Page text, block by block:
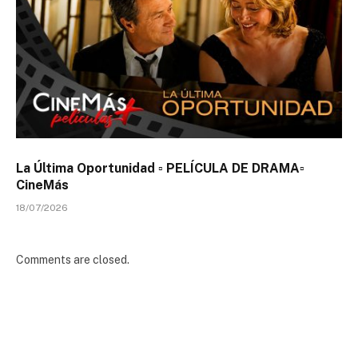
La Última Oportunidad ▫️ PELÍCULA DE DRAMA▫️
CineMás
18/07/2026
Comments are closed.